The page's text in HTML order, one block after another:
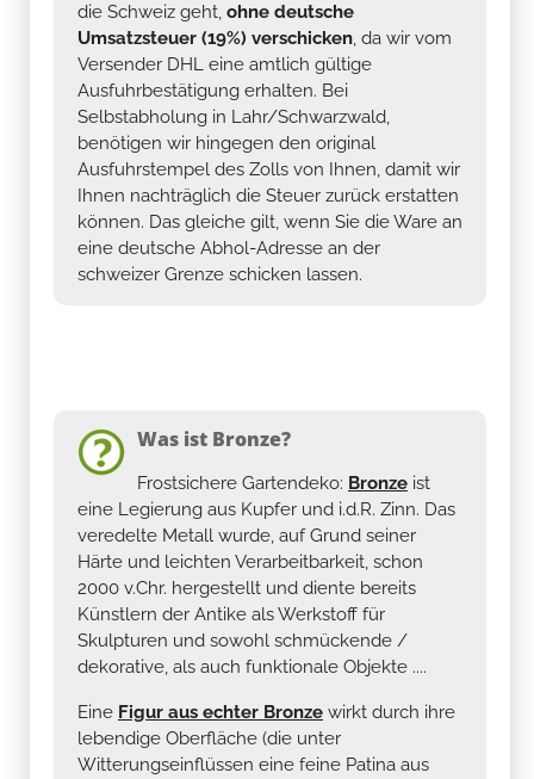
die Schweiz geht, ohne deutsche
Umsatzsteuer (19%) verschicken, da wir vom
Versender DHL eine amtlich gültige
Ausfuhrbestätigung erhalten. Bei
Selbstabholung in Lahr/Schwarzwald,
benötigen wir hingegen den original
Ausfuhrstempel des Zolls von Ihnen, damit wir
Ihnen nachträglich die Steuer zurück erstatten
können. Das gleiche gilt, wenn Sie die Ware an
eine deutsche Abhol-Adresse an der
schweizer Grenze schicken lassen.
Was ist Bronze?
Frostsichere Gartendeko: Bronze ist
eine Legierung aus Kupfer und i.d.R. Zinn. Das
veredelte Metall wurde, auf Grund seiner
Härte und leichten Verarbeitbarkeit, schon
2000 v.Chr. hergestellt und diente bereits
Künstlern der Antike als Werkstoff für
Skulpturen und sowohl schmückende /
dekorative, als auch funktionale Objekte ....
Eine Figur aus echter Bronze wirkt durch ihre
lebendige Oberfläche (die unter
Witterungseinflüssen eine feine Patina aus